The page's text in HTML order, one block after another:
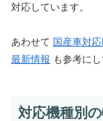
対応しています。
あわせて 国産車対
最新情報 も参考にし
対応機種別